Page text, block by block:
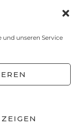
und unseren Service
COOKIE-RICHTLINIE